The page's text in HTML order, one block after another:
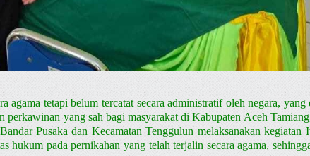
agama tetapi belum tercatat secara administratif oleh negara,
perkawinan yang sah bagi masyarakat di Kabupaten Aceh
Pusaka dan Kecamatan Tenggulun melaksanakan kegiatan
pada pernikahan yang telah terjalin secara agama,